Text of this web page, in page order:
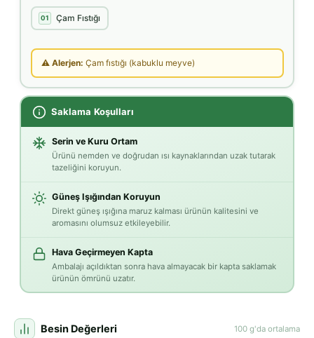
01 Çam Fıstığı
⚠ Alerjen: Çam fıstığı (kabuklu meyve)
Saklama Koşulları
Serin ve Kuru Ortam
Ürünü nemden ve doğrudan ısı kaynaklarından uzak tutarak
tazeliğini koruyun.
Güneş Işığından Koruyun
Direkt güneş ışığına maruz kalması ürünün kalitesini ve
aromasını olumsuz etkileyebilir.
Hava Geçirmeyen Kapta
Ambalajı açıldıktan sonra hava almayacak bir kapta saklamak
ürünün ömrünü uzatır.
Besin Değerleri 100 g'da ortalama